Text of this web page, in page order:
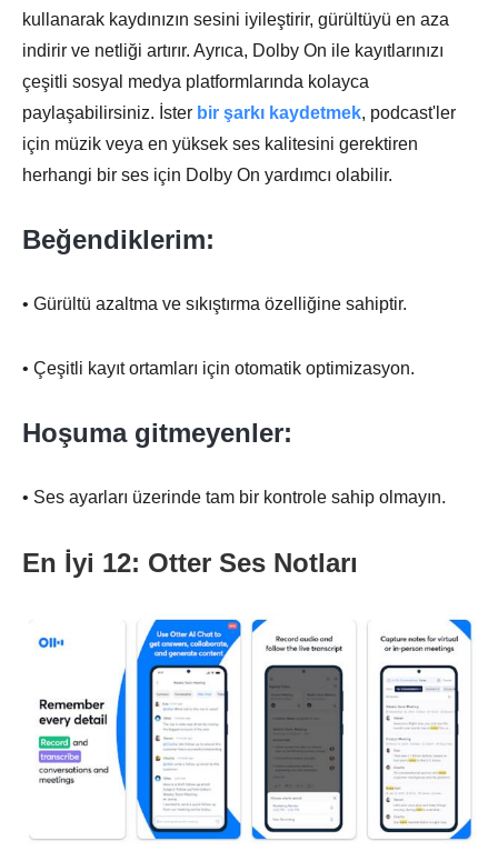
kullanarak kaydınızın sesini iyileştirir, gürültüyü en aza
indirir ve netliği artırır. Ayrıca, Dolby On ile kayıtlarınızı
çeşitli sosyal medya platformlarında kolayca
paylaşabilirsiniz. İster bir şarkı kaydetmek, podcast'ler
için müzik veya en yüksek ses kalitesini gerektiren
herhangi bir ses için Dolby On yardımcı olabilir.
Beğendiklerim:
• Gürültü azaltma ve sıkıştırma özelliğine sahiptir.
• Çeşitli kayıt ortamları için otomatik optimizasyon.
Hoşuma gitmeyenler:
• Ses ayarları üzerinde tam bir kontrole sahip olmayın.
En İyi 12: Otter Ses Notları